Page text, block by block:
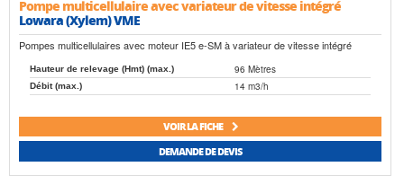
Pompe multicellulaire avec variateur de vitesse intégré
Lowara (Xylem) VME
Pompes multicellulaires avec moteur IE5 e-SM à variateur de vitesse intégré
Hauteur de relevage (Hmt) (max.) 96 Mètres
Débit (max.) 14 m3/h
VOIR LA FICHE
DEMANDE DE DEVIS